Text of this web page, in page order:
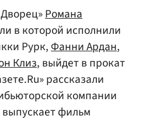
Романа
в которой исполнили
Рурк,Фанни Ардан,
Клиз, выйдет в прокат
рассказали
компании
выпускает фильм